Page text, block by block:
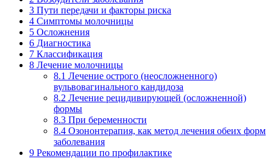
3 Пути передачи и факторы риска
4 Симптомы молочницы
5 Осложнения
6 Диагностика
7 Классификация
8 Лечение молочницы
8.1 Лечение острого (неосложненного)
вульвовагинального кандидоза
8.2 Лечение рецидивирующей (осложненной)
формы
8.3 При беременности
8.4 Озононтерапия, как метод лечения обеих форм
заболевания
9 Рекомендации по профилактике